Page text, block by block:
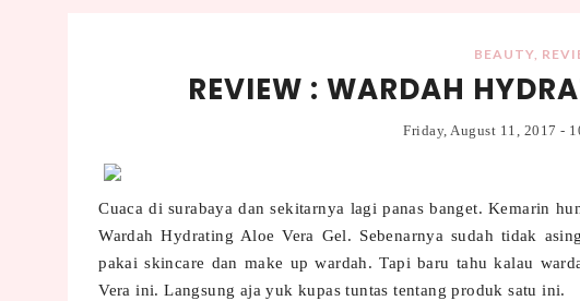
BEAUTY,
REVIEW : WARDAH
Friday, August 11, 2017-
Cuaca di surabaya dan sekitarnya lagi panas banget. Kemarin
Wardah Hydrating Aloe Vera Gel. Sebenarnya sudah tidak
pakai skincare dan make up wardah. Tapi baru tahu kalau
Vera ini. Langsung aja yuk kupas tuntas tentang produk satu ini.